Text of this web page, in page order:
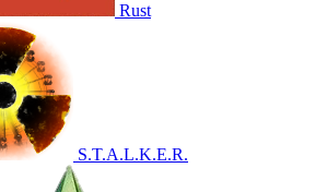
Rust
S.T.A.L.K.E.R.